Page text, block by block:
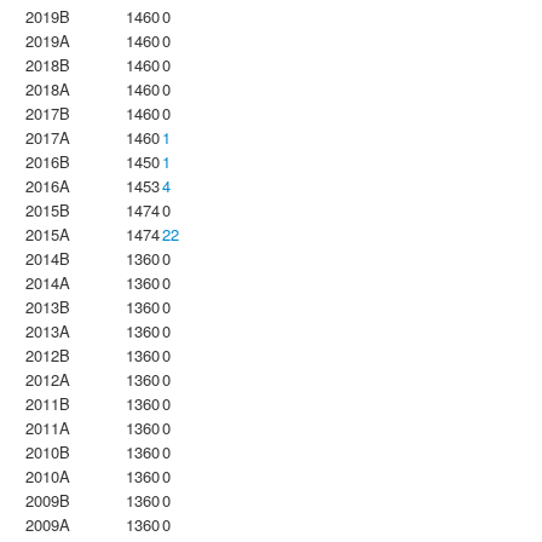
2019B
14600
2019A
14600
2018B
14600
2018A
14600
2017B
14600
2017A
14601
2016B
14501
2016A
14534
2015B
14740
2015A
147422
2014B
13600
2014A
13600
2013B
13600
2013A
13600
2012B
13600
2012A
13600
2011B
13600
2011A
13600
2010B
13600
2010A
13600
2009B
13600
2009A
13600